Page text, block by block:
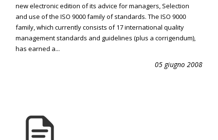
new electronic edition of its advice for managers, Selection
and use of the ISO 9000 family of standards. The ISO 9000
family, which currently consists of 17 international quality
management standards and guidelines (plus a corrigendum),
has earned a...
05 giugno 2008